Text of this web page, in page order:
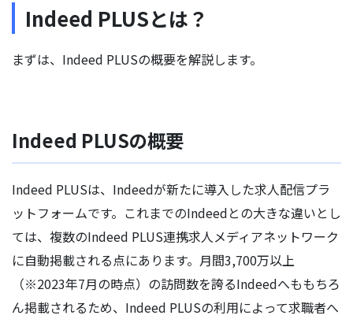
Indeed PLUSとは？
まずは、Indeed PLUSの概要を解説します。
Indeed PLUSの概要
Indeed PLUSは、Indeedが新たに導入した求人配信プラ
ットフォームです。これまでのIndeedとの大きな違いとし
ては、複数のIndeed PLUS連携求人メディアネットワーク
に自動掲載される点にあります。月間3,700万以上
（※2023年7月の時点）の訪問数を誇るIndeedへももちろ
ん掲載されるため、Indeed PLUSの利用によって求職者へ